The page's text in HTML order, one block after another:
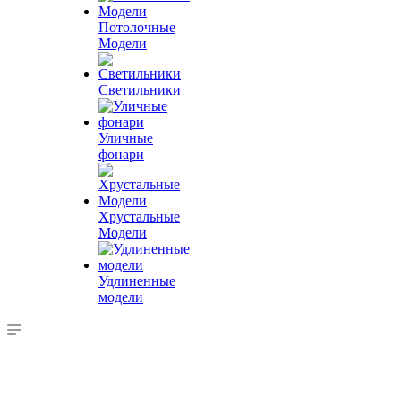
Потолочные
Модели
Светильники
Уличные
фонари
Хрустальные
Модели
Удлиненные
модели